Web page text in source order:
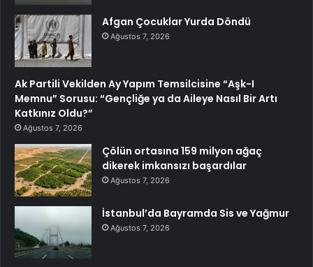
Afgan Çocuklar Yurda Döndü
Ağustos 7, 2026
Ak Partili Vekilden Ay Yapım Temsilcisine “Aşk-I
Memnu” Sorusu: “Gençliğe ya da Aileye Nasıl Bir Artı
Katkınız Oldu?”
Ağustos 7, 2026
Çölün ortasına 159 milyon ağaç
dikerek imkansızı başardılar
Ağustos 7, 2026
İstanbul’da Bayramda Sis ve Yağmur
Ağustos 7, 2026